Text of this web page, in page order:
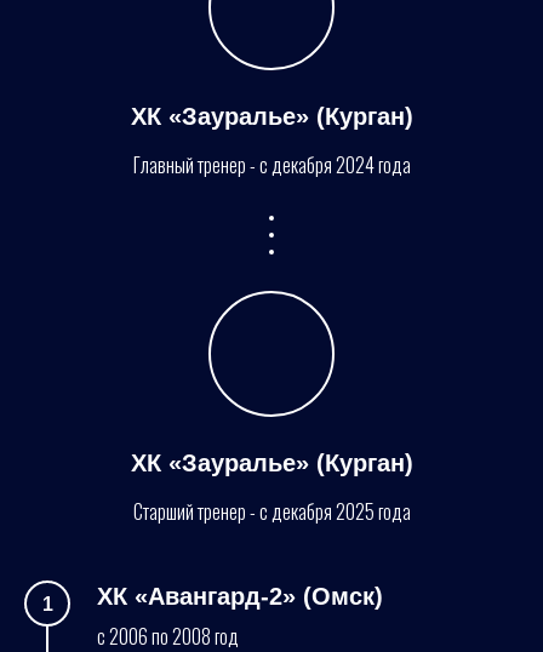
ХК «Зауралье» (Курган)
Главный тренер - с декабря 2024 года
ХК «Зауралье» (Курган)
Старший тренер - с декабря 2025 года
ХК «Авангард-2» (Омск)
с 2006 по 2008 год